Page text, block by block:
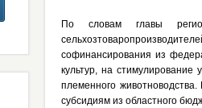
По словам главы
софинансирования из
культур, на
племенного
субсидиям из областного